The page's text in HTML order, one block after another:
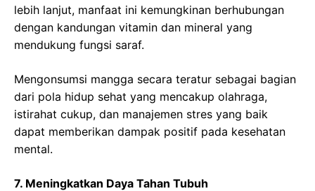
lebih lanjut, manfaat ini kemungkinan berhubungan
dengan kandungan vitamin dan mineral yang
mendukung fungsi saraf.
Mengonsumsi mangga secara teratur sebagai bagian
dari pola hidup sehat yang mencakup olahraga,
istirahat cukup, dan manajemen stres yang baik
dapat memberikan dampak positif pada kesehatan
mental.
7. Meningkatkan Daya Tahan Tubuh